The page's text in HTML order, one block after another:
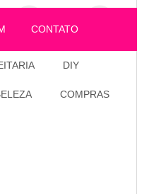
CONTATO
DIY
COMPRAS